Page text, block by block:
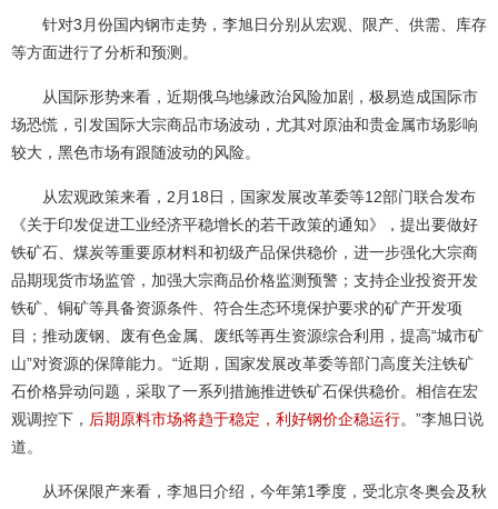
针对3月份国内钢市走势，李旭日分别从宏观、限产、供需、库存
等方面进行了分析和预测。
从国际形势来看，近期俄乌地缘政治风险加剧，极易造成国际市
场恐慌，引发国际大宗商品市场波动，尤其对原油和贵金属市场影响
较大，黑色市场有跟随波动的风险。
从宏观政策来看，2月18日，国家发展改革委等12部门联合发布
《关于印发促进工业经济平稳增长的若干政策的通知》，提出要做好
铁矿石、煤炭等重要原材料和初级产品保供稳价，进一步强化大宗商
品期现货市场监管，加强大宗商品价格监测预警；支持企业投资开发
铁矿、铜矿等具备资源条件、符合生态环境保护要求的矿产开发项
目；推动废钢、废有色金属、废纸等再生资源综合利用，提高“城市矿
山”对资源的保障能力。“近期，国家发展改革委等部门高度关注铁矿
石价格异动问题，采取了一系列措施推进铁矿石保供稳价。相信在宏
观调控下， 后期原料市场将趋于稳定，利好钢价企稳运行。”李旭日说
道。
从环保限产来看，李旭日介绍，今年第1季度，受北京冬奥会及秋